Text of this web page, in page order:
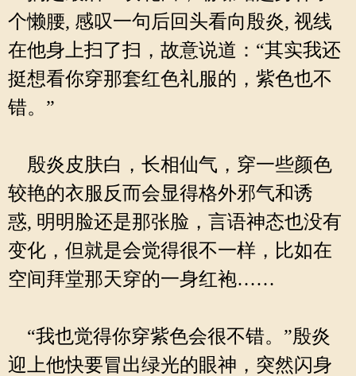
个懒腰, 感叹一句后回头看向殷炎, 视线
在他身上扫了扫，故意说道：“其实我还
挺想看你穿那套红色礼服的，紫色也不
错。”
殷炎皮肤白，长相仙气，穿一些颜色
较艳的衣服反而会显得格外邪气和诱
惑, 明明脸还是那张脸，言语神态也没有
变化，但就是会觉得很不一样，比如在
空间拜堂那天穿的一身红袍……
“我也觉得你穿紫色会很不错。”殷炎
迎上他快要冒出绿光的眼神，突然闪身